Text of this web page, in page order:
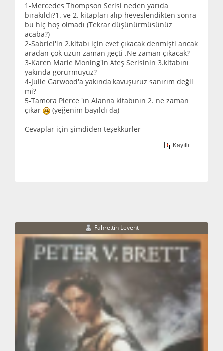
1-Mercedes Thompson Serisi neden yarıda
bırakıldı?1. ve 2. kitapları alıp heveslendikten sonra
bu hiç hoş olmadı (Tekrar düşünürmüsünüz
acaba?)
2-Sabriel'in 2.kitabı için evet çıkacak denmişti ancak
aradan çok uzun zaman geçti .Ne zaman çıkacak?
3-Karen Marie Moning'in Ateş Serisinin 3.kitabını
yakında görürmüyüz?
4-Julie Garwood'a yakında kavuşuruz sanırım değil
mi?
5-Tamora Pierce 'ın Alanna kitabının 2. ne zaman
çıkar
(yeğenim bayıldı da)
Cevaplar için şimdiden teşekkürler
Kayıtlı
Fahrettin Levent